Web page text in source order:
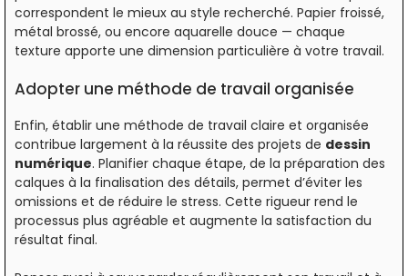
correspondent le mieux au style recherché. Papier froissé,
métal brossé, ou encore aquarelle douce — chaque
texture apporte une dimension particulière à votre travail.
Adopter une méthode de travail organisée
Enfin, établir une méthode de travail claire et organisée
contribue largement à la réussite des projets de dessin
numérique. Planifier chaque étape, de la préparation des
calques à la finalisation des détails, permet d’éviter les
omissions et de réduire le stress. Cette rigueur rend le
processus plus agréable et augmente la satisfaction du
résultat final.